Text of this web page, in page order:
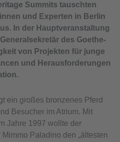
Summits tauschten
und Experten in Berlin
In der Hauptveranstaltung
des Goethe-
von Projekten für junge
und Herausforderungen
ein großes bronzenes Pferd
Besucher im Atrium. Mit
Jahre 1997 wollte der
Paladino den „ältesten